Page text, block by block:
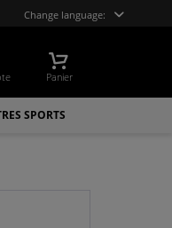
Change language:
Panier
SPORTS